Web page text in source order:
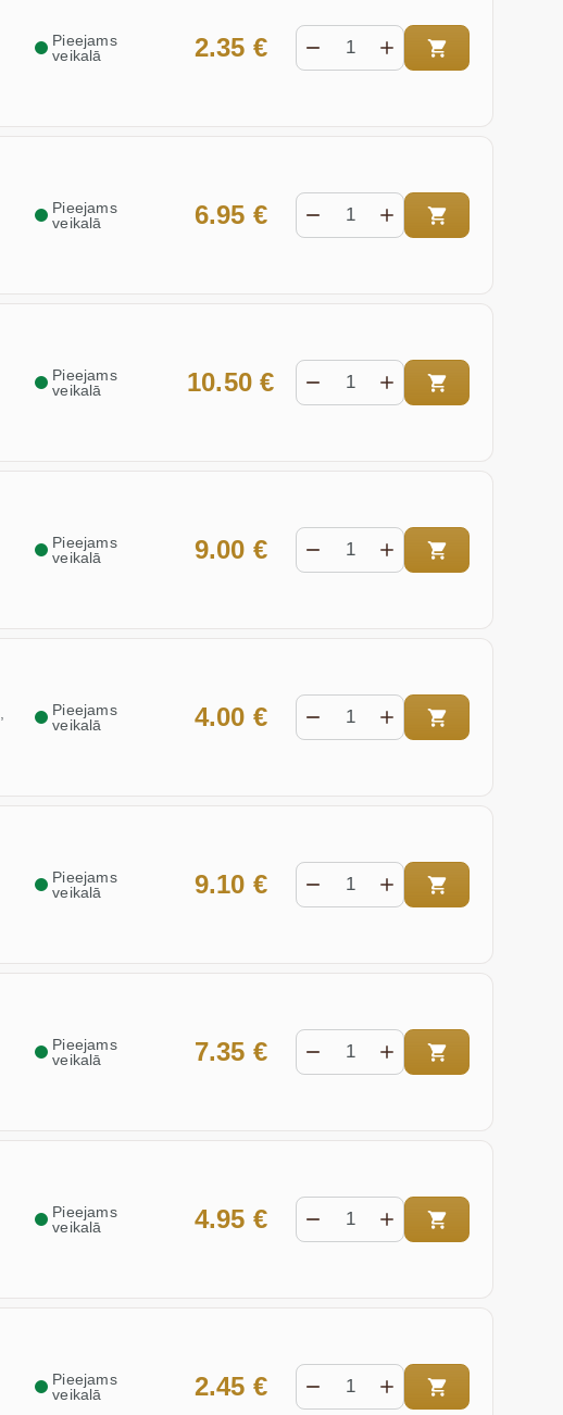
2.35 €
Pieejams
veikalā
6.95 €
Pieejams
veikalā
10.50 €
Pieejams
veikalā
9.00 €
Pieejams
veikalā
4.00 €
Pieejams
veikalā
9.10 €
Pieejams
veikalā
7.35 €
Pieejams
veikalā
4.95 €
Pieejams
veikalā
2.45 €
Pieejams
veikalā